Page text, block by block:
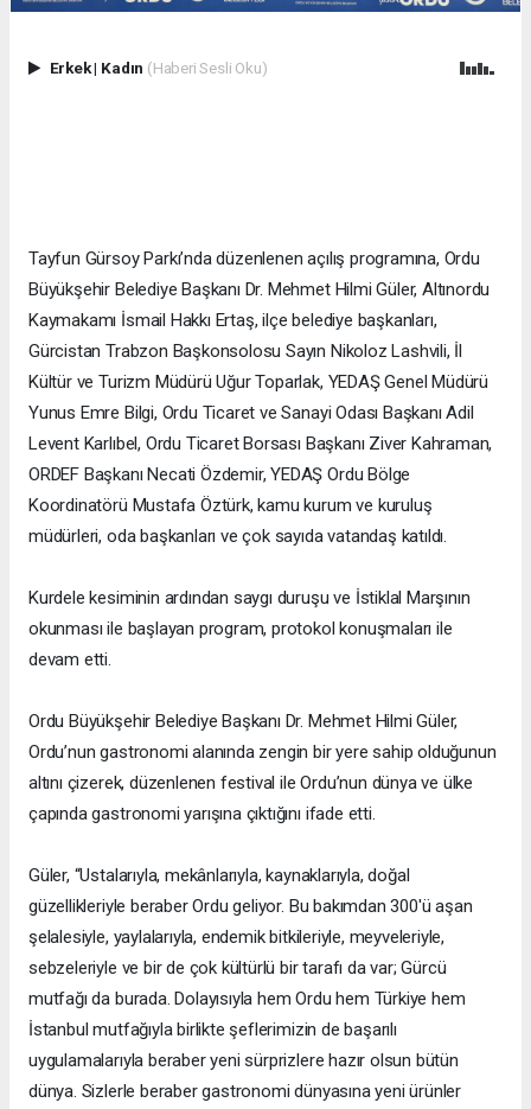
Erkek| Kadın (Haberi Sesli Oku)
Tayfun Gürsoy Parkı’nda düzenlenen açılış programına, Ordu
Büyükşehir Belediye Başkanı Dr. Mehmet Hilmi Güler, Altınordu
Kaymakamı İsmail Hakkı Ertaş, ilçe belediye başkanları,
Gürcistan Trabzon Başkonsolosu Sayın Nikoloz Lashvili, İl
Kültür ve Turizm Müdürü Uğur Toparlak, YEDAŞ Genel Müdürü
Yunus Emre Bilgi, Ordu Ticaret ve Sanayi Odası Başkanı Adil
Levent Karlıbel, Ordu Ticaret Borsası Başkanı Ziver Kahraman,
ORDEF Başkanı Necati Özdemir, YEDAŞ Ordu Bölge
Koordinatörü Mustafa Öztürk, kamu kurum ve kuruluş
müdürleri, oda başkanları ve çok sayıda vatandaş katıldı.
Kurdele kesiminin ardından saygı duruşu ve İstiklal Marşının
okunması ile başlayan program, protokol konuşmaları ile
devam etti.
Ordu Büyükşehir Belediye Başkanı Dr. Mehmet Hilmi Güler,
Ordu’nun gastronomi alanında zengin bir yere sahip olduğunun
altını çizerek, düzenlenen festival ile Ordu’nun dünya ve ülke
çapında gastronomi yarışına çıktığını ifade etti.
Güler, “Ustalarıyla, mekânlarıyla, kaynaklarıyla, doğal
güzellikleriyle beraber Ordu geliyor. Bu bakımdan 300'ü aşan
şelalesiyle, yaylalarıyla, endemik bitkileriyle, meyveleriyle,
sebzeleriyle ve bir de çok kültürlü bir tarafı da var; Gürcü
mutfağı da burada. Dolayısıyla hem Ordu hem Türkiye hem
İstanbul mutfağıyla birlikte şeflerimizin de başarılı
uygulamalarıyla beraber yeni sürprizlere hazır olsun bütün
dünya. Sizlerle beraber gastronomi dünyasına yeni ürünler